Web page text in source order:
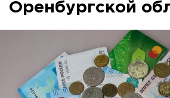
Оренбургской